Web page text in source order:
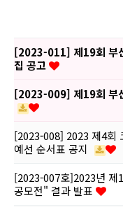
[2023-011] 제19회 부
집 공고
[2023-009] 제19회 부
[2023-008] 2023 제4회
예선 순서표 공지
[2023-007호]2023년 제
공모전" 결과 발표